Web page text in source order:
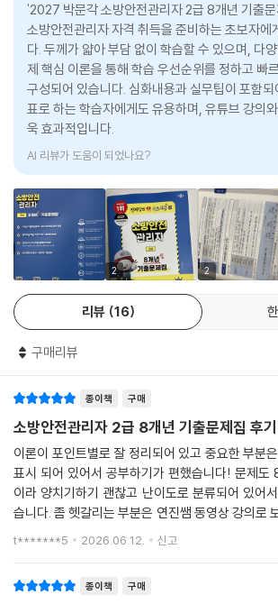
'2027 박문각 소방안전관리자 2급 8개년 기출
소방안전관리자 자격 취득을 준비하는 초보자에
다. 두께가 얇아 부담 없이 학습할 수 있으며, 다
제 핵심 이론을 통해 학습 우선순위를 정하고 빠
구성되어 있습니다. 심화내용과 실무팁이 포함
표로 하는 학습자에게도 유용하며, 유튜브 강의
욱 효과적입니다.
AI 리뷰가 도움이 되었나요?
2 2
리뷰 16
구매리뷰
종이책 구매
소방안전관리자 2급 8개년 기출문제집 후
이론이 포인트별로 잘 정리되어 있고 중요한 부분
표시 되어 있어서 공부하기가 편했습니다! 문제도
이라 양치기하기 괜찮고 난이도로 분류되어 있어
습니다. 좀 헷갈리는 부분은 연진쌤 동영상 강의로
수 있다는 게 큰 장점 같습니다. 이번에 꼭 합격하
t*******5 2026.06.12. 신고
종이책 구매